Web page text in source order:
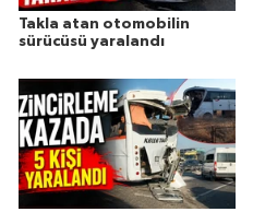
Takla atan otomobilin
sürücüsü yaralandı